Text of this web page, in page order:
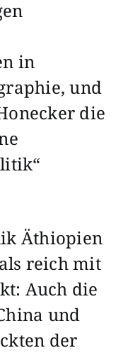
in
und
die
Äthiopien
reich mit
Auch die
und
der